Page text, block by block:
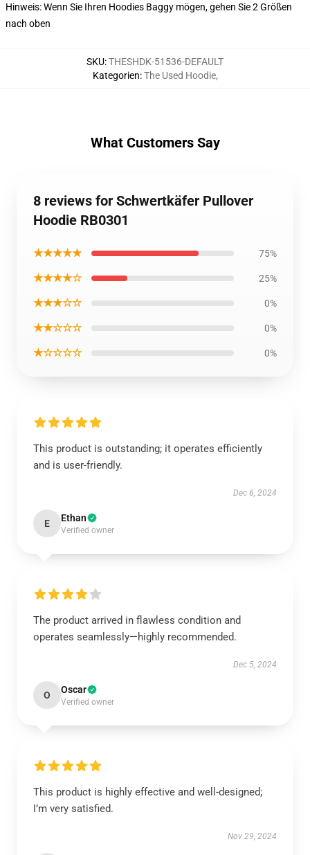
Hinweis: Wenn Sie Ihren Hoodies Baggy mögen, gehen Sie 2 Größen
nach oben
SKU:THESHDK-51536-DEFAULT
Kategorien:The Used Hoodie,
What Customers Say
8 reviews for Schwertkäfer Pullover
Hoodie RB0301
★★★★★ 75%
★★★★☆ 25%
★★★☆☆ 0%
★★☆☆☆ 0%
★☆☆☆☆ 0%
This product is outstanding; it operates efficiently
and is user-friendly.
Dec 6, 2024
E Ethan
Verified owner
The product arrived in flawless condition and
operates seamlessly—highly recommended.
Dec 5, 2024
O Oscar
Verified owner
This product is highly effective and well-designed;
I’m very satisfied.
Nov 29, 2024